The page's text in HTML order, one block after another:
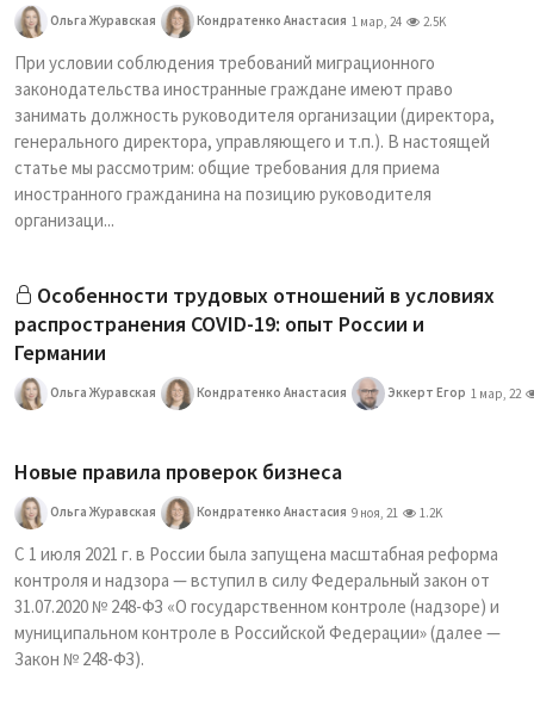
Ольга Журавская Кондратенко Анастасия 1 мар, 24 2.5K
При условии соблюдения требований миграционного
законодательства иностранные граждане имеют право
занимать должность руководителя организации (директора,
генерального директора, управляющего и т.п.). В настоящей
статье мы рассмотрим: общие требования для приема
иностранного гражданина на позицию руководителя
организаци...
Особенности трудовых отношений в условиях
распространения COVID-19: опыт России и
Германии
Ольга Журавская Кондратенко Анастасия Эккерт Егор 1 мар, 22
Новые правила проверок бизнеса
Ольга Журавская Кондратенко Анастасия 9 ноя, 21 1.2K
С 1 июля 2021 г. в России была запущена масштабная реформа
контроля и надзора — вступил в силу Федеральный закон от
31.07.2020 № 248-ФЗ «О государственном контроле (надзоре) и
муниципальном контроле в Российской Федерации» (далее —
Закон № 248-ФЗ).